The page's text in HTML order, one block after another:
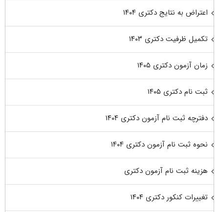
اعتراض به نتایج دکتری ۱۴۰۴
تکمیل ظرفیت دکتری ۱۴۰۳
زمان آزمون دکتری ۱۴۰۵
ثبت نام دکتری ۱۴۰۵
دفترچه ثبت نام آزمون دکتری ۱۴۰۴
نحوه ثبت نام آزمون دکتری ۱۴۰۴
هزینه ثبت نام آزمون دکتری
تغییرات کنکور دکتری ۱۴۰۴